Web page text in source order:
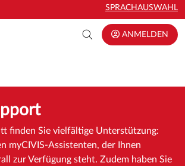
SPRACHAUSWAHL
ANMELDEN
finden Sie vielfältige Unterstützung:
myCIVIS-Assistenten, der Ihnen
zur Verfügung steht. Zudem haben Sie